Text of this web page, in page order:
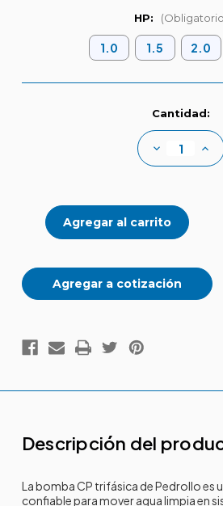
HP:
1.0 1.5 2.0
Cantidad:
Disminuir
cantidad
centrifuga
CP
trifásica
Agregar a cotización
Descripción del
La bomba CP trifásica de Pedrollo es
confiable para mover agua limpia en